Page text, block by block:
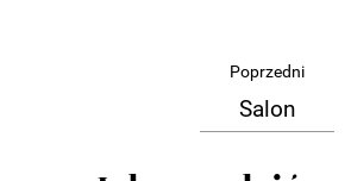
Poprzedni
Salon